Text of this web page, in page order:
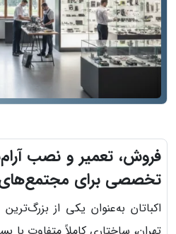
فروش، تعمیر و نصب
تخصصی برای مجتمع‌های
اکباتان به‌عنوان یکی از